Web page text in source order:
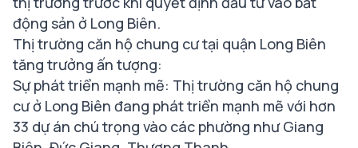
động sản ở Long Biên.
Thị trường căn hộ chung cư tại quận Long Biên
tăng trưởng ấn tượng:
Sự phát triển mạnh mẽ: Thị trường căn hộ chung
cư ở Long Biên đang phát triển mạnh mẽ với hơn
33 dự án chú trọng vào các phường như Giang